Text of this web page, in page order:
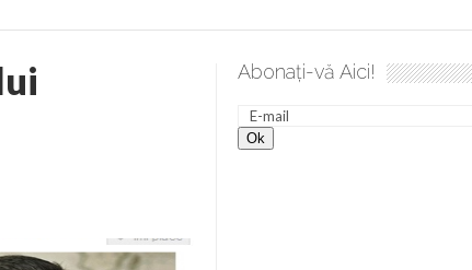
Gând de duminică de Elena Solunca Moise
Abonați-vă Aici!